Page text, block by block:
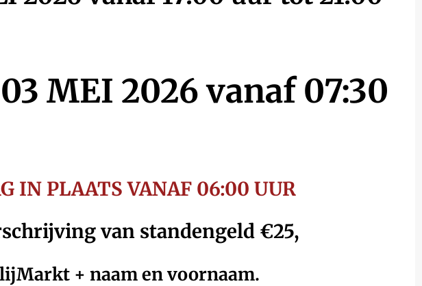
MEI 2026 vanaf 07:30
IN PLAATS VANAF 06:00 UUR
van standengeld €25,
+ naam en voornaam.